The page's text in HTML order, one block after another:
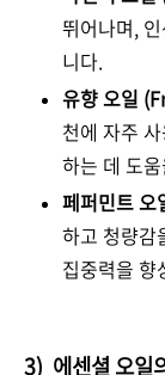
뛰어나며,
니다.
유향 오일
천에 자주
하는 데 도
페퍼민트
하고 청량감
집중력을 향
3) 에센셜 오일